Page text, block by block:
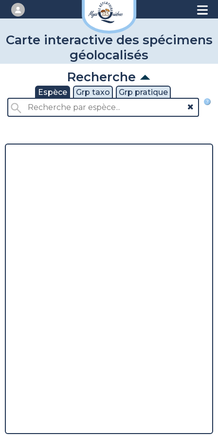
Carte interactive des spécimens
géolocalisés
Recherche
Espèce Grp taxo Grp pratique
?